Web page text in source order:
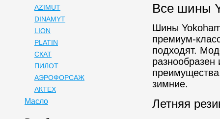
Все шины
Шины
премиум-
подходят.
зимние.
Летняя
AZIMUT
DINAMYT
LION
PLATIN
СКАТ
ПИЛОТ
АЭРОФОРСАЖ
АКТЕХ
Масло